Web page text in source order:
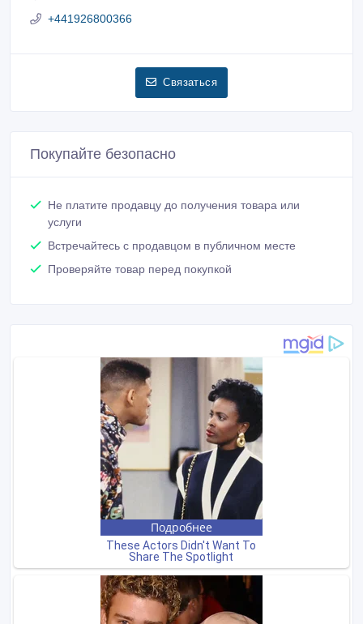
+441926800366
Связаться
Покупайте безопасно
Не платите продавцу до получения товара или
услуги
Встречайтесь с продавцом в публичном месте
Проверяйте товар перед покупкой